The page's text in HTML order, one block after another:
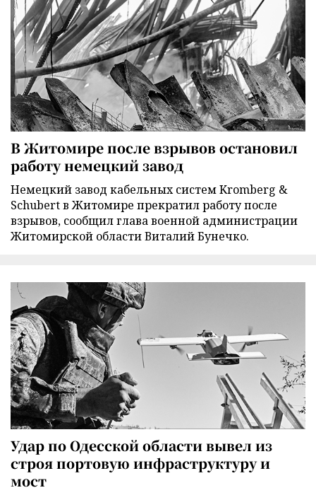
В Житомире после взрывов остановил
работу немецкий завод
Немецкий завод кабельных систем Kromberg &
Schubert в Житомире прекратил работу после
взрывов, сообщил глава военной администрации
Житомирской области Виталий Бунечко.
Удар по Одесской области вывел из
строя портовую инфраструктуру и
мост